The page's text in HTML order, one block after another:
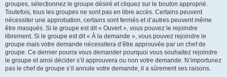
groupes, sélectionnez le groupe désiré et cliquez sur le bouton approprié.
Toutefois, tous les groupes ne sont pas en libre accès. Certains peuvent
nécessiter une approbation, certains sont fermés et d’autres peuvent même
être masqués. Si le groupe est dit « Ouvert », vous pouvez le rejoindre
librement. Si le groupe est dit « À la demande », vous pouvez rejoindre le
groupe mais votre demande nécessitera d’être approuvée par un chef de
groupe. Ce dernier pourra vous demander pourquoi vous souhaitez rejoindre
le groupe et ainsi décider s’il approuvera ou non votre demande. N’importunez
pas le chef de groupe s’il annule votre demande, il a sûrement ses raisons.